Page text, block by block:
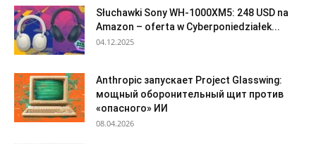
Słuchawki Sony WH-1000XM5: 248 USD na
Amazon – oferta w Cyberponiedziałek...
04.12.2025
Anthropic запускает Project Glasswing:
мощный оборонительный щит против
«опасного» ИИ
08.04.2026